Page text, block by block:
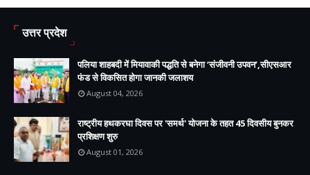
उत्तर प्रदेश
पलिया शाहबदी में मियावाकी पद्धति से बनेगा ‘संजीवनी उपवन’,सीएसआर
फंड से विकसित होगा जानकी जलाशय
August 04, 2026
राष्ट्रीय हथकरघा दिवस पर 'समर्थ' योजना के तहत 45 दिवसीय बुनकर
प्रशिक्षण शुरु
August 01, 2026